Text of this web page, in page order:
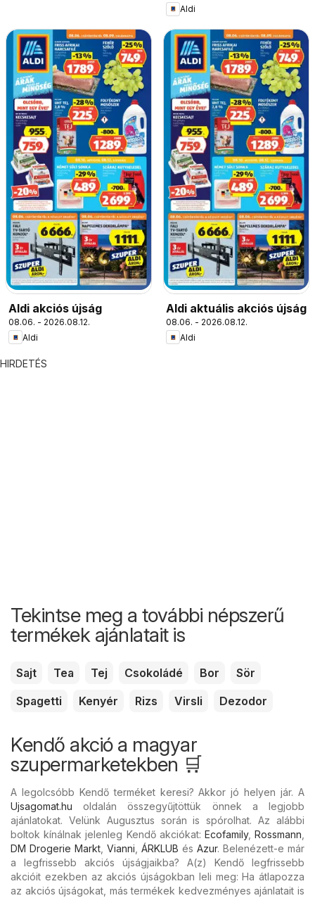
Aldi
Aldi akciós újság
08.06. - 2026.08.12.
Aldi
Aldi aktuális akciós újság
08.06. - 2026.08.12.
Aldi
HIRDETÉS
Tekintse meg a további népszerű
termékek ajánlatait is
Sajt Tea Tej Csokoládé Bor
Sör
Spagetti
Kenyér Rizs Virsli Dezodor
Kendő akció a magyar
szupermarketekben 🛒
A legolcsóbb Kendő terméket keresi? Akkor jó helyen jár. A
Ujsagomat.hu oldalán összegyűjtöttük önnek a legjobb
ajánlatokat. Velünk Augusztus során is spórolhat. Az alábbi
boltok kínálnak jelenleg Kendő akciókat: Ecofamily,Rossmann
DM Drogerie Markt Vianni ÁRKLUB és Azur. Belenézett-e már
a legfrissebb akciós újságjaikba? A(z) Kendő legfrissebb
akcióit ezekben az akciós újságokban leli meg: Ha átlapozza
az akciós újságokat, más termékek kedvezményes ajánlatait is